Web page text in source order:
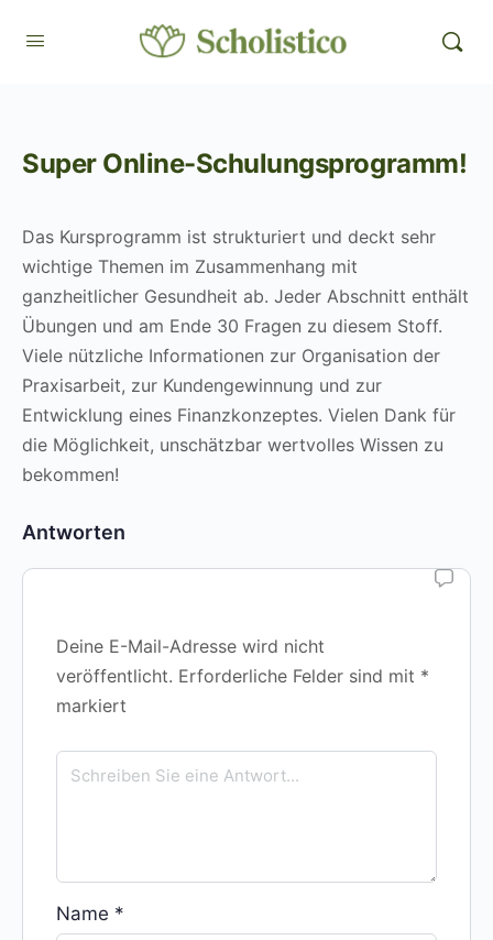
Super Online-Schulungsprogramm!
Das Kursprogramm ist strukturiert und deckt sehr
wichtige Themen im Zusammenhang mit
ganzheitlicher Gesundheit ab. Jeder Abschnitt enthält
Übungen und am Ende 30 Fragen zu diesem Stoff.
Viele nützliche Informationen zur Organisation der
Praxisarbeit, zur Kundengewinnung und zur
Entwicklung eines Finanzkonzeptes. Vielen Dank für
die Möglichkeit, unschätzbar wertvolles Wissen zu
bekommen!
Antworten
Deine E-Mail-Adresse wird nicht
veröffentlicht. Erforderliche Felder sind mit *
markiert
Name *